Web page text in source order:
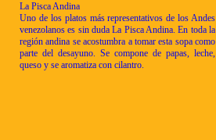
La Pisca Andina
Uno de los platos más representativos de los Andes
venezolanos es sin duda La Pisca Andina. En toda la
región andina se acostumbra a tomar esta sopa como
parte del desayuno. Se compone de papas, leche,
queso y se aromatiza con cilantro.